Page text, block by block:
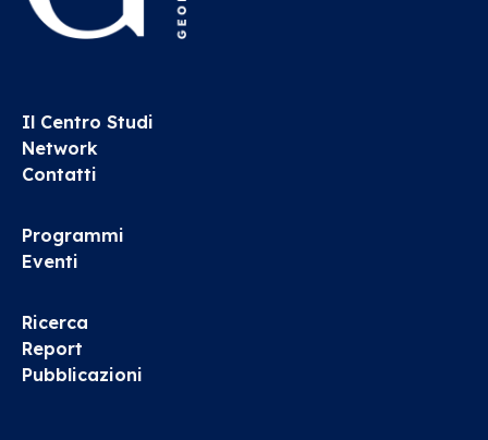
Il Centro Studi
Network
Contatti
Programmi
Eventi
Ricerca
Report
Pubblicazioni